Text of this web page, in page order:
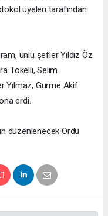
üyeleri tarafından
ünlü şefler Yıldız Öz
Tokelli, Selim
Yılmaz, Gurme Akif
erdi.
düzenlenecek Ordu